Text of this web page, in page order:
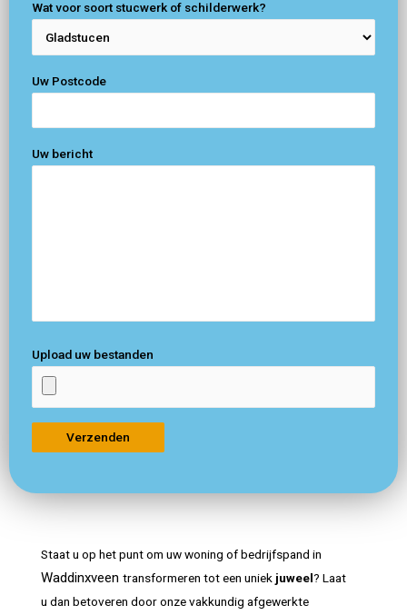
Wat voor soort stucwerk of schilderwerk?
Uw Postcode
Uw bericht
Upload uw bestanden
Staat u op het punt om uw woning of bedrijfspand in
Waddinxveen transformeren tot een uniek juweel? Laat
u dan betoveren door onze vakkundig afgewerkte